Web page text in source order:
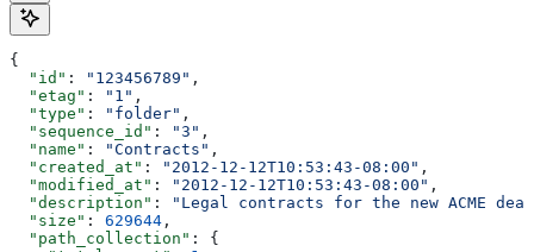
{
  "id"
: "123456789" ,
  "etag"
: "1" ,
  "type"
: "folder" ,
  "sequence_id"
: "3" ,
  "name"
: "Contracts" ,
  "created_at"
: "2012-12-12T10:53:43-08:00" ,
  "modified_at"
: "2012-12-12T10:53:43-08:00" ,
  "description"
:
"Legal contracts for the new ACME
  "size"
: 629644 ,
  "path_collection"
: {